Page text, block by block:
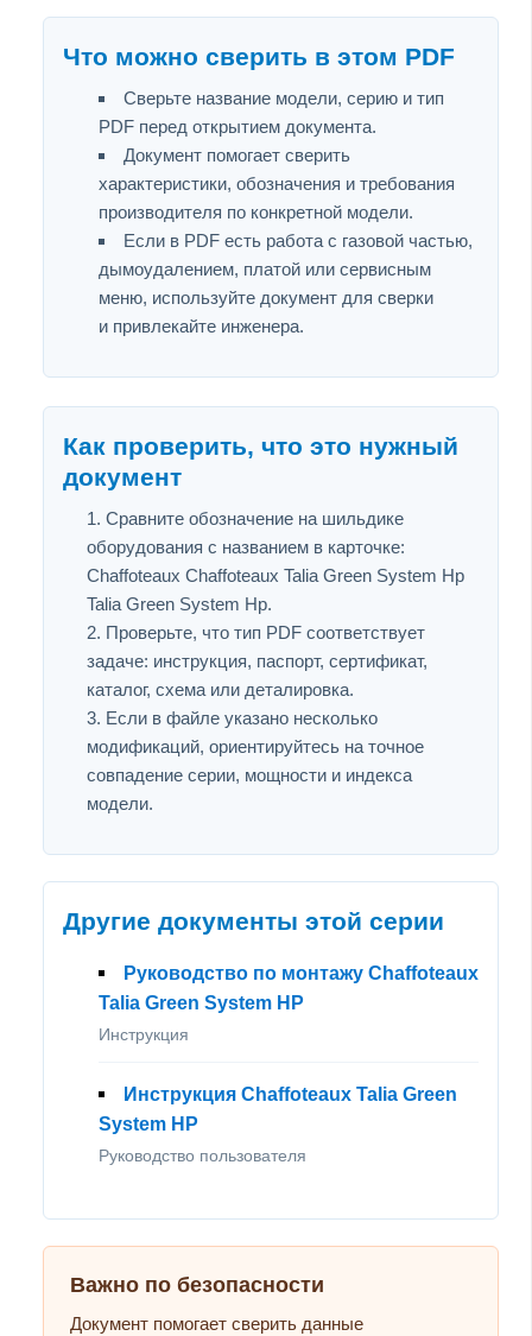
Что можно сверить в этом PDF
Сверьте название модели, серию и тип
PDF перед открытием документа.
Документ помогает сверить
характеристики, обозначения и требования
производителя по конкретной модели.
Если в PDF есть работа с газовой частью,
дымоудалением, платой или сервисным
меню, используйте документ для сверки
и привлекайте инженера.
Как проверить, что это нужный
документ
Сравните обозначение на шильдике
оборудования с названием в карточке:
Chaffoteaux Chaffoteaux Talia Green System Hp
Talia Green System Hp.
Проверьте, что тип PDF соответствует
задаче: инструкция, паспорт, сертификат,
каталог, схема или деталировка.
Если в файле указано несколько
модификаций, ориентируйтесь на точное
совпадение серии, мощности и индекса
модели.
Другие документы этой серии
Руководство по монтажу Chaffoteaux
Talia Green System HP
Инструкция
Инструкция Chaffoteaux Talia Green
System HP
Руководство пользователя
Важно по безопасности
Документ помогает сверить данные